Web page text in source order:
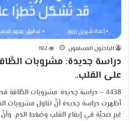
الباحثون المسلمون 192
دراسة جديدة: مشروبات
على القلب..
4438 – دراسة جديدة: مشروبات
أظهرت دراسة جديدة أنَّ تناول مشروبات
غيرِ صحيَّة في إيقاع القلب وضغط الدم،